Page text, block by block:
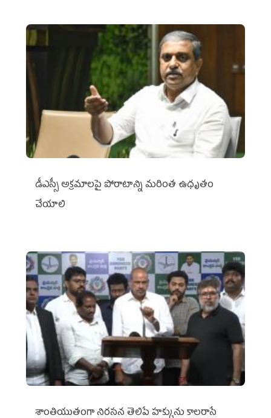
డీఎస్సీ అక్రమాలపై పోరాటాన్ని మరింత ఉధృతం
చేయాలి
శాంతియుతంగా నిరసన తెలిపే హక్కును కాలరాసే